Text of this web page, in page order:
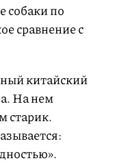
собаки по
сравнение с
китайский
На нем
старик.